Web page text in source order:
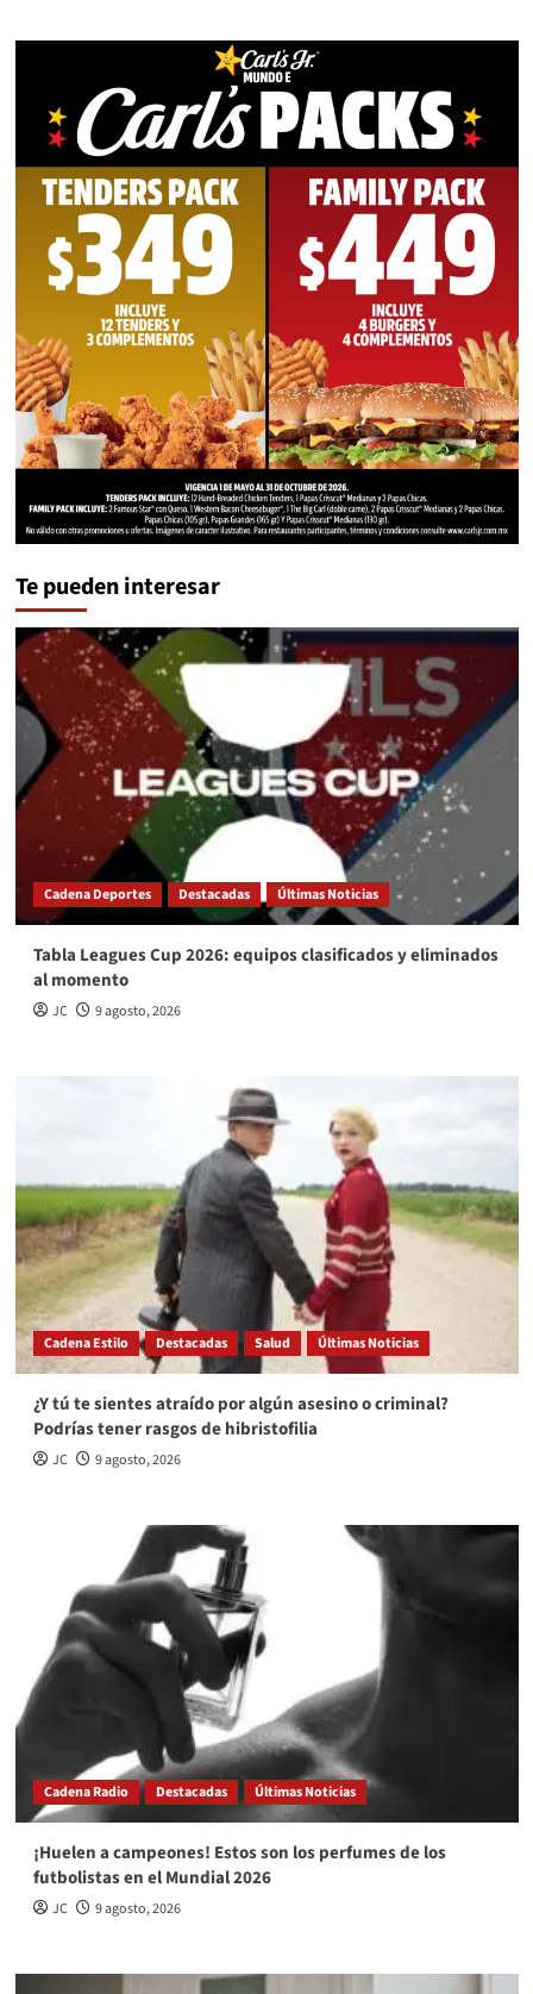
Te pueden interesar
Cadena Deportes Destacadas Últimas Noticias
Tabla Leagues Cup 2026: equipos clasificados y eliminados
al momento
JC 9 agosto, 2026
Cadena Estilo Destacadas Salud Últimas Noticias
¿Y tú te sientes atraído por algún asesino o criminal?
Podrías tener rasgos de hibristofilia
JC 9 agosto, 2026
Cadena Radio Destacadas Últimas Noticias
¡Huelen a campeones! Estos son los perfumes de los
futbolistas en el Mundial 2026
JC 9 agosto, 2026